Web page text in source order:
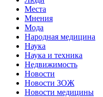
Места
Мнения
Мода
Народная медицина
Наука
Наука и техника
Недвижимость
Новости
Новости ЗОЖ
Новости медицины